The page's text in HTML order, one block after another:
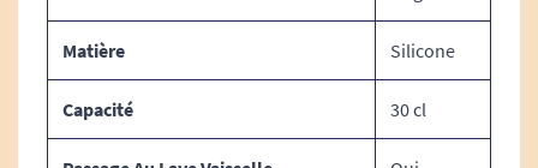
expérience d'utilisation optimale.
Matière Silicone
Capacité 30 cl